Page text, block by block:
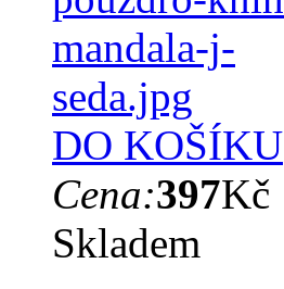
DO KOŠÍKU
Cena:397Kč
Skladem